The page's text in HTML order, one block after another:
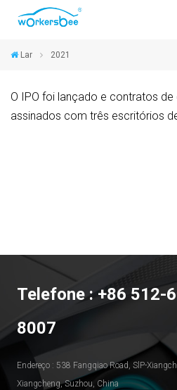
Lar 2021
O IPO foi lançado e contratos
assinados com três escritórios
Telefone : +86 512-
8007
Endereço : 538 Fangqiao Road, SlP-
Xiangcheng, Suzhou, China